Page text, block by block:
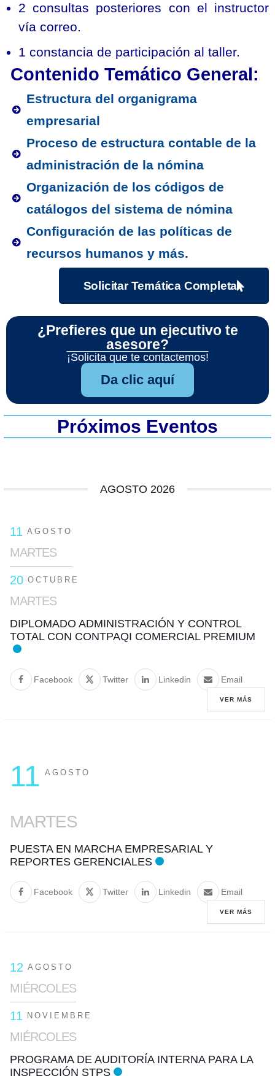
2 consultas posteriores con el instructor
vía correo.
1 constancia de participación al taller.
Contenido Temático General:
Estructura del organigrama
empresarial
Proceso de estructura contable de la
administración de la nómina
Organización de los códigos de
catálogos del sistema de nómina
Configuración de las políticas de
recursos humanos y más.
Solicitar Temática Completa
¿Prefieres que un ejecutivo te
asesore?
¡Solicita que te contactemos!
Da clic aquí
Próximos Eventos
AGOSTO 2026
11 AGOSTO
MARTES
20 OCTUBRE
MARTES
DIPLOMADO ADMINISTRACIÓN Y CONTROL
TOTAL CON CONTPAQI COMERCIAL PREMIUM
Facebook Twitter Linkedin Email
VER MÁS
11 AGOSTO
MARTES
PUESTA EN MARCHA EMPRESARIAL Y
REPORTES GERENCIALES
Facebook Twitter Linkedin Email
VER MÁS
12 AGOSTO
MIÉRCOLES
11 NOVIEMBRE
MIÉRCOLES
PROGRAMA DE AUDITORÍA INTERNA PARA LA
INSPECCIÓN STPS